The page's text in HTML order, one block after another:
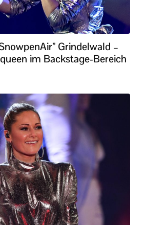
Grindelwald –
im Backstage-Bereich